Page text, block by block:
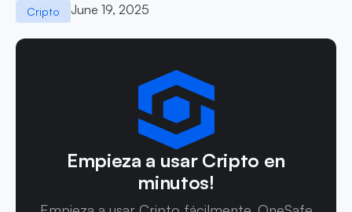
Cripto June 19, 2025
Empieza a usar Cripto en
minutos!